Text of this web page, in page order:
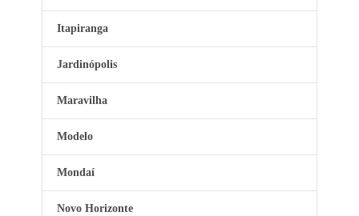
Itapiranga
Jardinópolis
Maravilha
Modelo
Mondaí
Novo Horizonte